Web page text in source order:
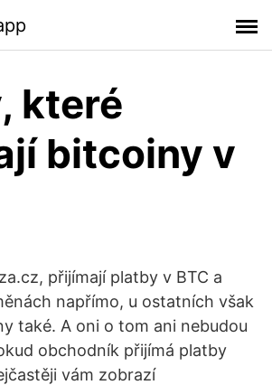
které
bitcoiny v
přijímají platby v BTC a
napřímo, u ostatních však
také. A oni o tom ani nebudou
obchodník přijímá platby
vám zobrazí